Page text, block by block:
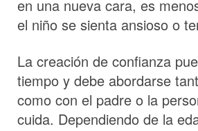
en una nueva cara, es
el niño se sienta ansioso o
La creación de confianza
tiempo y debe abordarse
como con el padre o la
cuida. Dependiendo de la